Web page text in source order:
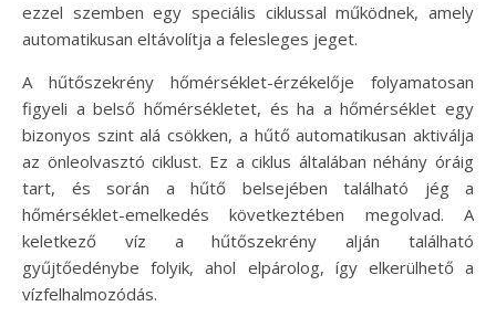
ezzel szemben egy speciális ciklussal működnek, amely
automatikusan eltávolítja a felesleges jeget.
A hűtőszekrény hőmérséklet-érzékelője folyamatosan
figyeli a belső hőmérsékletet, és ha a hőmérséklet egy
bizonyos szint alá csökken, a hűtő automatikusan aktiválja
az önleolvasztó ciklust. Ez a ciklus általában néhány óráig
tart, és során a hűtő belsejében található jég a
hőmérséklet-emelkedés következtében megolvad. A
keletkező víz a hűtőszekrény alján található
gyűjtőedénybe folyik, ahol elpárolog, így elkerülhető a
vízfelhalmozódás.